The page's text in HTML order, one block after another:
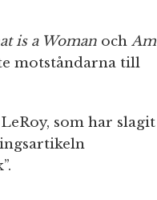
is a Woman och Am
motståndarna till
som har slagit